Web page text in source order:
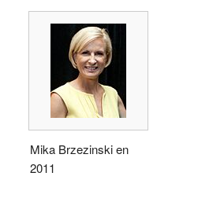
Mika Brzezinski en
2011